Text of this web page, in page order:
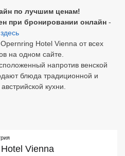
по лучшим ценам!
при бронировании онлайн -
здесь
Hotel Vienna от всех
на одном сайте.
напротив венской
блюда традиционной и
кухни.
Vienna